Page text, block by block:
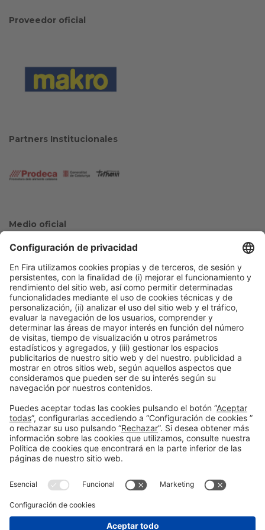
Proveedor oficial
Partners Institucionales
Medio oficial
Colaboradores